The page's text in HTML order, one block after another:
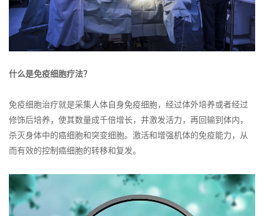
什么是免疫细胞疗法？
免疫细胞治疗就是采集人体自身免疫细胞，经过体外培养或者经过
修饰后培养，使其数量成千倍增长，并激发活力，再回输到体内，
杀灭身体中的癌细胞和突变细胞。激活和增强机体的免疫能力，从
而有效的控制癌细胞的转移和复发。